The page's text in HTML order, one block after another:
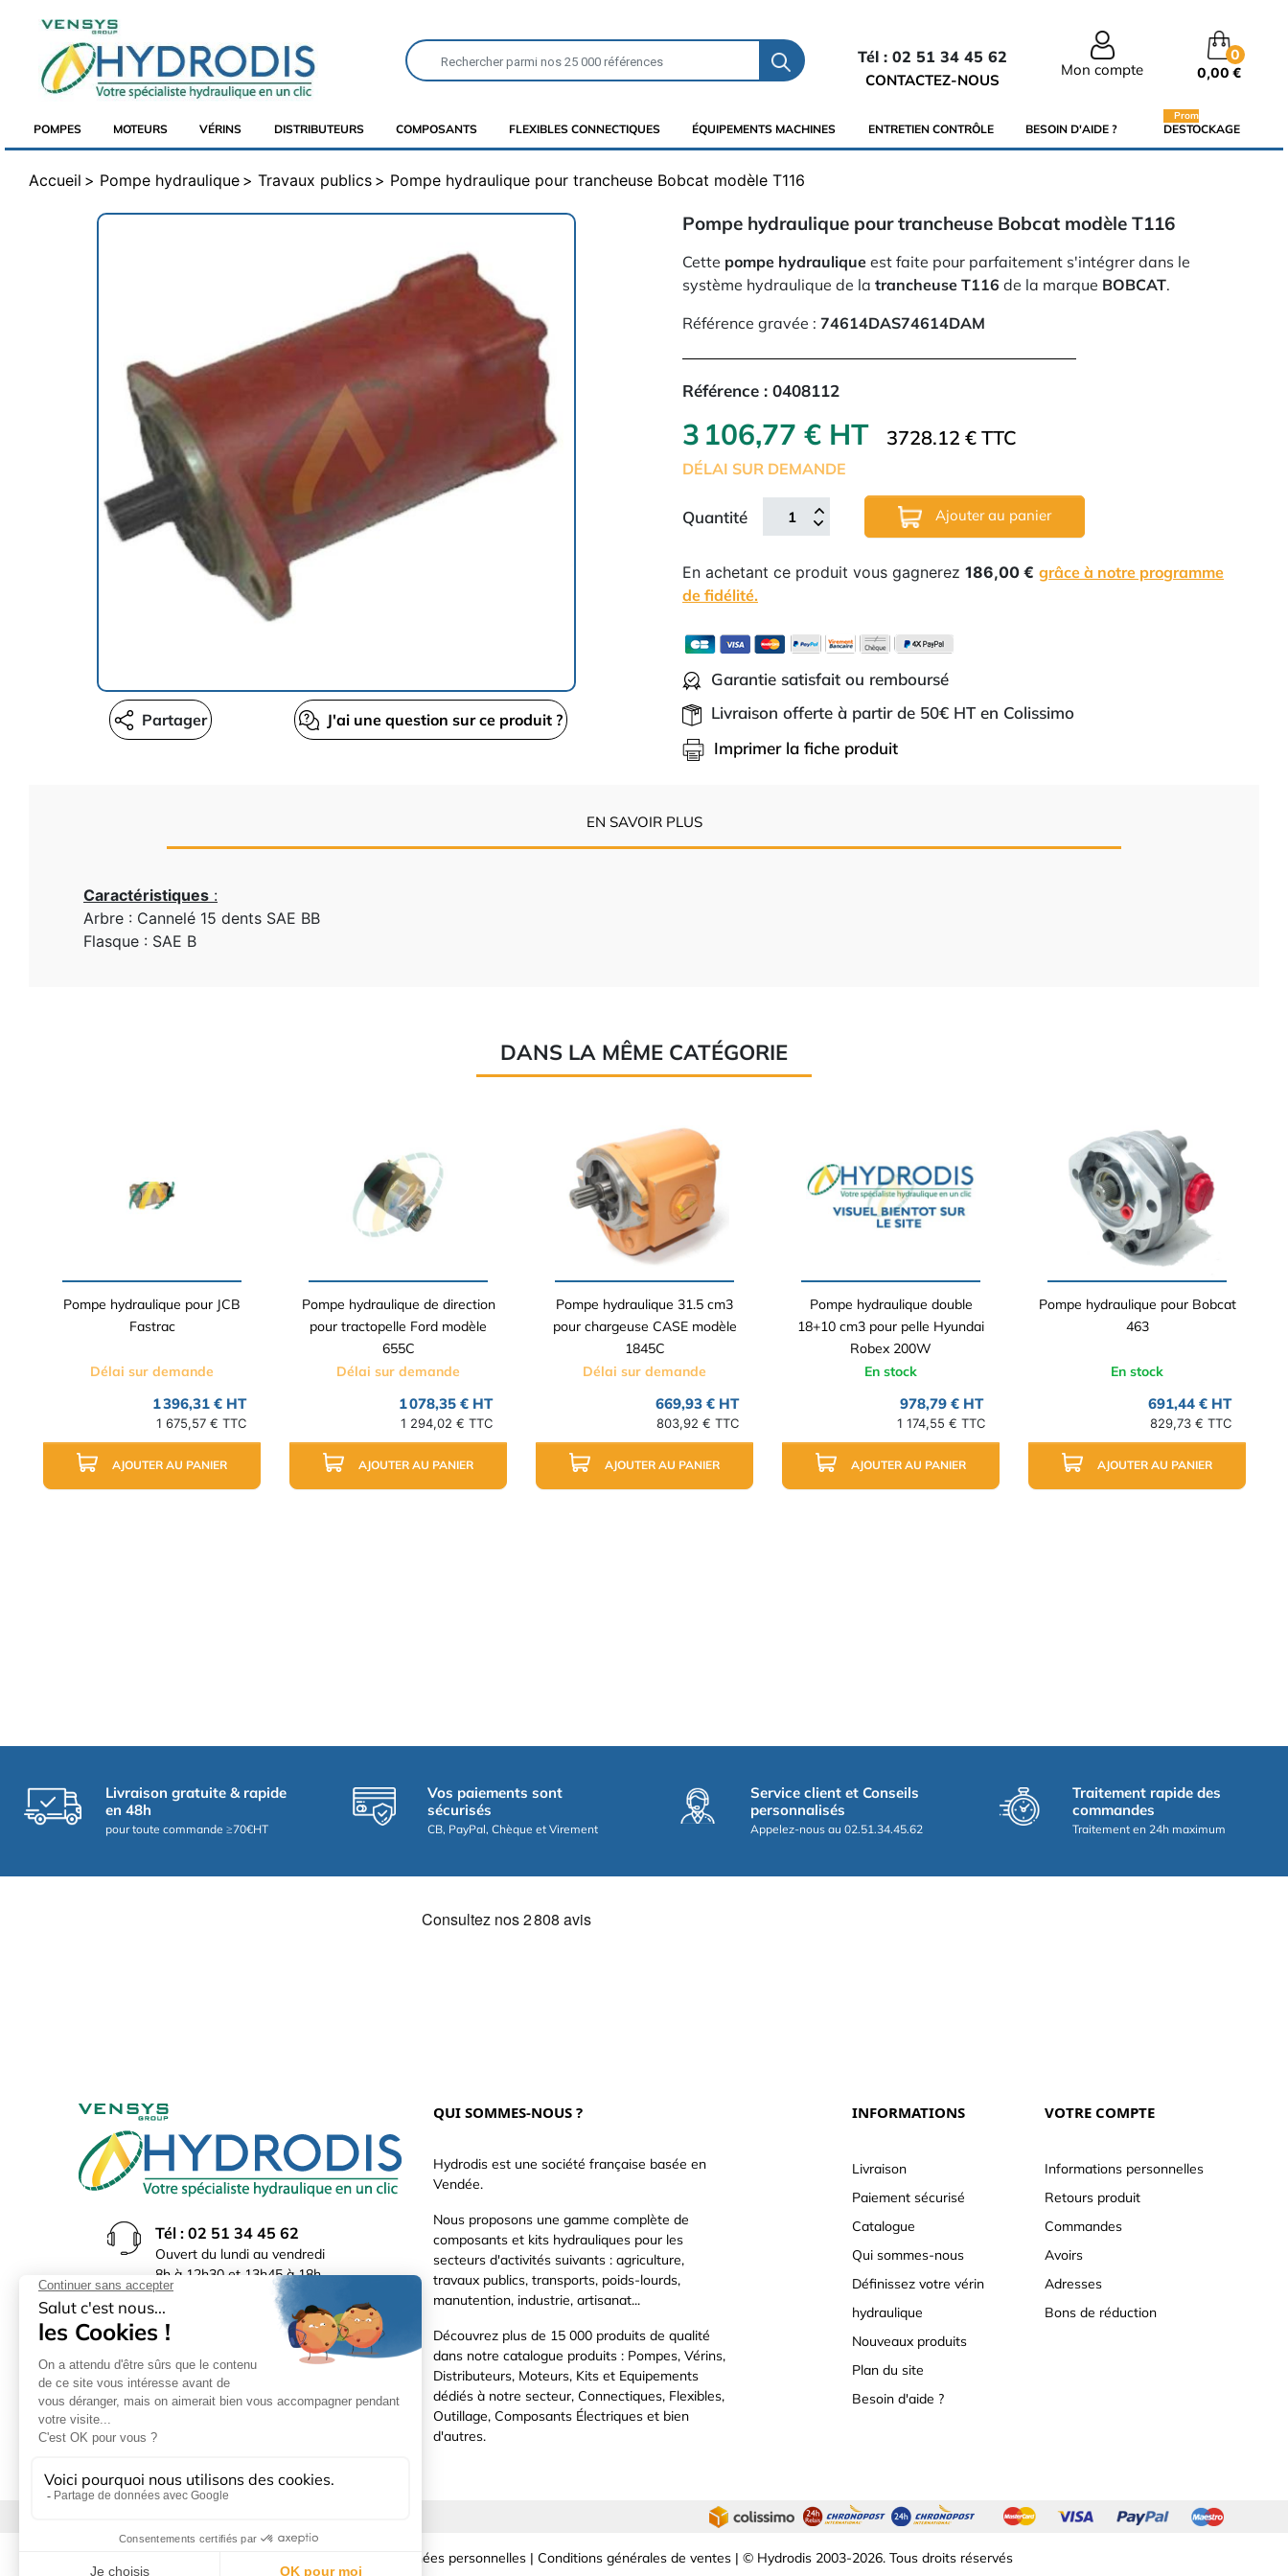
Tél : 02 51 34 45 62
CONTACTEZ-NOUS
Mon compte
0
0,00 €
POMPES MOTEURS VÉRINS DISTRIBUTEURS COMPOSANTS FLEXIBLES CONNECTIQUES ÉQUIPEMENTS MACHINES ENTRETIEN CONTRÔLE BESOIN D'AIDE ? DESTOCKAGE
Promo
Accueil Pompe hydraulique Travaux publics Pompe hydraulique pour trancheuse Bobcat modèle T116
J'ai une question sur ce produit ?
Partager
Pompe hydraulique pour trancheuse Bobcat modèle T116
Cette pompe hydraulique est faite pour parfaitement s'intégrer dans le
système hydraulique de la trancheuse T116 de la marque BOBCAT.
Référence gravée : 74614DAS74614DAM
Référence : 0408112
3 106,77 € HT 3728.12 € TTC
DÉLAI SUR DEMANDE
Quantité Ajouter au panier
En achetant ce produit vous gagnerez 186,00 € grâce à notre programme
de fidélité.
Garantie satisfait ou remboursé
Livraison offerte à partir de 50€ HT en Colissimo
Imprimer la fiche produit
EN SAVOIR PLUS
Caractéristiques :
Arbre : Cannelé 15 dents SAE BB
Flasque : SAE B
DANS LA MÊME CATÉGORIE
Pompe hydraulique pour JCB
Fastrac
Délai sur demande
1 396,31 € HT
1 675,57 € TTC
AJOUTER AU PANIER
Pompe hydraulique de direction
pour tractopelle Ford modèle
655C
Délai sur demande
1 078,35 € HT
1 294,02 € TTC
AJOUTER AU PANIER
Pompe hydraulique 31.5 cm3
pour chargeuse CASE modèle
1845C
Délai sur demande
669,93 € HT
803,92 € TTC
AJOUTER AU PANIER
Pompe hydraulique double
18+10 cm3 pour pelle Hyundai
Robex 200W
En stock
978,79 € HT
1 174,55 € TTC
AJOUTER AU PANIER
Pompe hydraulique pour Bobcat
463
En stock
691,44 € HT
829,73 € TTC
AJOUTER AU PANIER
Livraison gratuite & rapide
en 48h
pour toute commande ≥70€HT
Vos paiements sont
sécurisés
CB, PayPal, Chèque et Virement
Service client et Conseils
personnalisés
Appelez-nous au 02.51.34.45.62
Traitement rapide des
commandes
Traitement en 24h maximum
Tél : 02 51 34 45 62
Ouvert du lundi au vendredi
8h à 12h30 et 13h45 à 18h
(17h30 le vendredi)
Rue du Bocage La Ribotière
85170 Le Poiré sur Vie
QUI SOMMES-NOUS ?
Hydrodis est une société française basée en
Vendée.
Nous proposons une gamme complète de
composants et kits hydrauliques pour les
secteurs d'activités suivants : agriculture,
travaux publics, transports, poids-lourds,
manutention, industrie, artisanat...
Découvrez plus de 15 000 produits de qualité
dans notre catalogue produits : Pompes, Vérins,
Distributeurs, Moteurs, Kits et Equipements
dédiés à notre secteur, Connectiques, Flexibles,
Outillage, Composants Électriques et bien
d'autres.
INFORMATIONS
Livraison
Paiement sécurisé
Catalogue
Qui sommes-nous
Définissez votre vérin
hydraulique
Nouveaux produits
Plan du site
Besoin d'aide ?
VOTRE COMPTE
Informations personnelles
Retours produit
Commandes
Avoirs
Adresses
Bons de réduction
Données personnelles | Conditions générales de ventes | © Hydrodis 2003-2026. Tous droits réservés